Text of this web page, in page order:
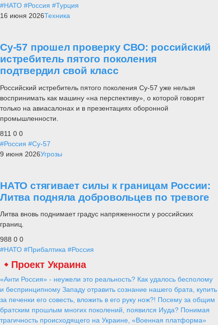
#НАТО #Россия #Турция
16 июня 2026Техника
Су-57 прошел проверку СВО: российский
истребитель пятого поколения
подтвердил свой класс
Российский истребитель пятого поколения Су-57 уже нельзя
воспринимать как машину «на перспективу», о которой говорят
только на авиасалонах и в презентациях оборонной
промышленности.
811 0 0
#Россия #Су-57
9 июня 2026Угрозы
НАТО стягивает силы к границам России:
Литва подняла добровольцев по тревоге
Литва вновь поднимает градус напряженности у российских
границ.
988 0 0
#НАТО #Прибалтика #Россия
Проект Украина
«Анти Россия» - неужели это реальность? Как удалось бесполому
и беспринципному Западу отравить сознание нашего брата, купить
за печенки его совесть, вложить в его руку нож?! Посему за общим
братским прошлым многих поколений, появился Иуда? Понимая
трагичность происходящего на Украине, «Военная платформа»